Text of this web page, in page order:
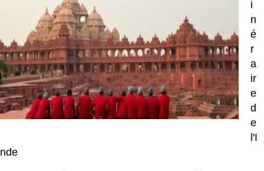
i
n
é
r
a
ir
e
d
e
l'I
nde